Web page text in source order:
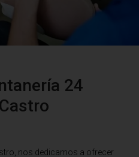
24
, nos dedicamos a ofrecer